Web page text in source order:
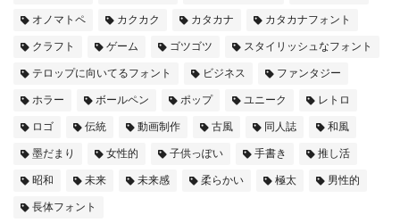
オノマトペ カクカク カタカナ カタカナフォント
クラフト ゲーム ゴツゴツ スタイリッシュなフォント
テロップに向いてるフォント ビジネス ファンタジー
ホラー ボールペン ポップ ユニーク レトロ
ロゴ 伝統 動画制作 古風 同人誌 和風
墨だまり 女性的 子供っぽい 手書き 推し活
昭和 未来 未来感 柔らかい 極太 男性的
長体フォント